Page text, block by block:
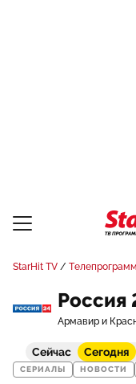
StarHit TV
Россия
Армавир и
Сейчас Сегодня
СЕРИАЛЫ НОВОСТИ